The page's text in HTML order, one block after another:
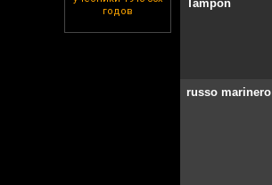
годов
Tampon
russo marinero